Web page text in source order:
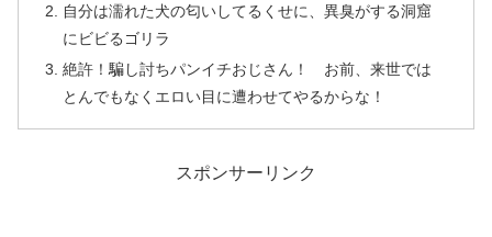
自分は濡れた犬の匂いしてるくせに、異臭がする洞窟
にビビるゴリラ
絶許！騙し討ちパンイチおじさん！ お前、来世では
とんでもなくエロい目に遭わせてやるからな！
スポンサーリンク